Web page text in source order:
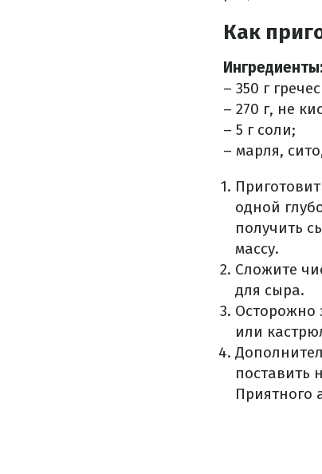
Как
Ингредиенты:
– 350 г
– 270 г, не
– 5 г соли;
– марля,
одной
получить
массу.
Сложите
для сыра.
Осторожно
или
поставить
Приятного